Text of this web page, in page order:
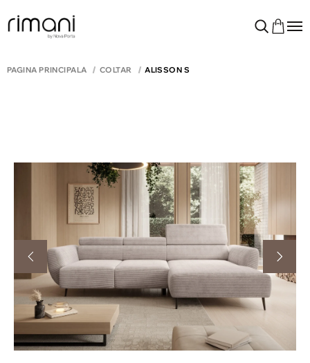
PAGINA PRINCIPALĂ COLTAR ALISSON S